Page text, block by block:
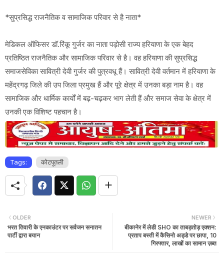
*सुप्रसिद्ध राजनैतिक व सामाजिक परिवार से है नाता*
मेडिकल ऑफिसर डॉ.रिंकू गुर्जर का नाता पड़ोसी राज्य हरियाणा के एक बेहद
प्रतिष्ठित राजनैतिक और सामाजिक परिवार से है। वह हरियाणा की सुप्रसिद्ध
समाजसेविका सावित्री देवी गुर्जर की पुत्रवधू हैं। सावित्री देवी वर्तमान में हरियाणा के
महेंद्रगढ़ जिले की उप जिला प्रमुख हैं और पूरे क्षेत्र में उनका बड़ा नाम है। वह
सामाजिक और धार्मिक कार्यों में बढ़-चढ़कर भाग लेती हैं और समाज सेवा के क्षेत्र में
उनकी एक विशिष्ट पहचान है।
Tags: कोटपूतली
NEWER
बीकानेर में लेडी SHO का ताबड़तोड़ एक्शन:
प्रताप बस्ती में कैसिनो अड्डे पर छापा, 10
गिरफ्तार, लाखों का सामान ज़ब्त
OLDER
भरत तिवारी के एनकाउंटर पर सर्वजन सनातन
पार्टी द्वारा बयान